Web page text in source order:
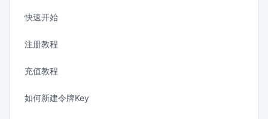
快速开始
注册教程
充值教程
如何新建令牌Key